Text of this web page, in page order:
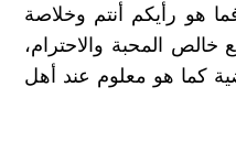
هو رأيكم أنتم وخلاصة
خالص المحبة والاحترام،
كما هو معلوم عند أهل